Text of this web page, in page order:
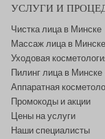
УСЛУГИ И
Чистка лица в Минске
Массаж лица в Минске
Уходовая
Пилинг лица в Минске
Аппаратная
Промокоды и акции
Цены на услуги
Наши специалисты